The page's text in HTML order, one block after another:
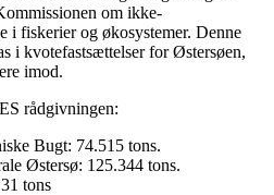
om ikke-
i fiskerier og økosystemer. Denne
i kvotefastsættelser for Østersøen,
imod.
rådgivningen:
Bugt: 74.515 tons.
Østersø: 125.344 tons.
tons